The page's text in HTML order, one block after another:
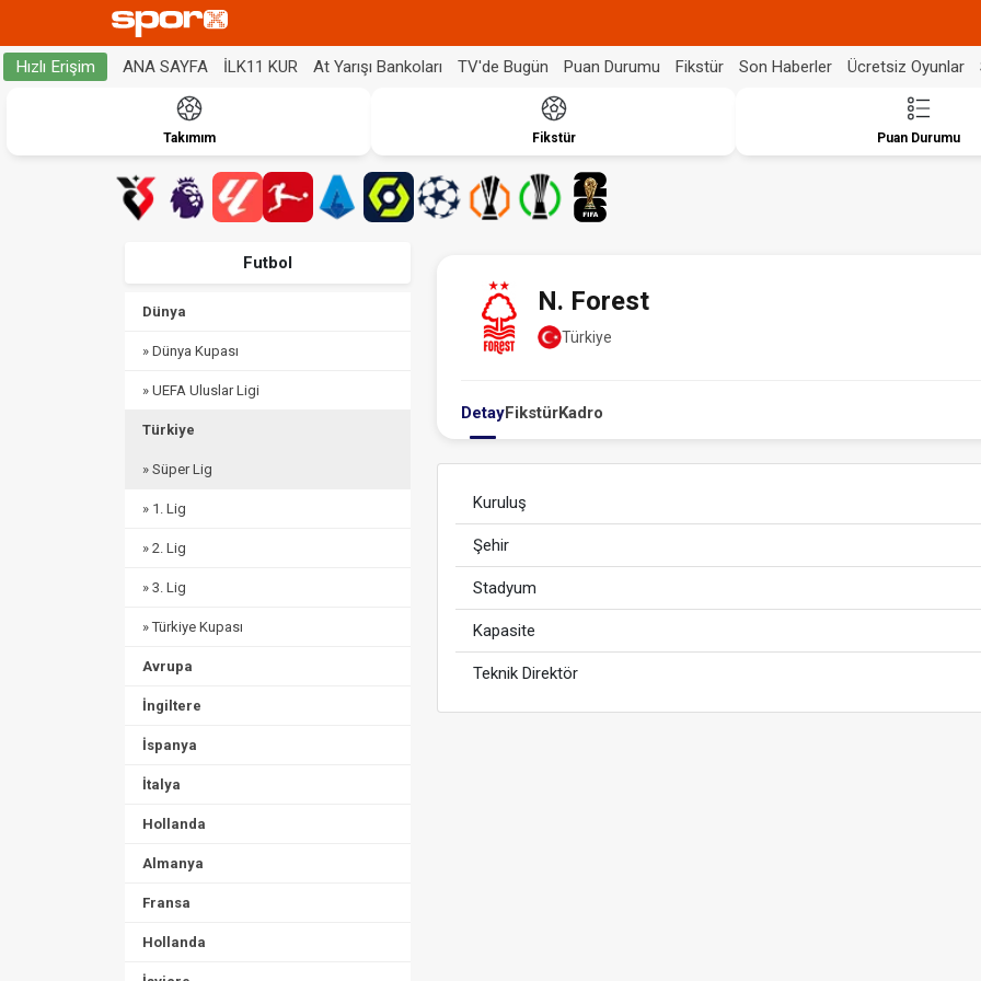
Hızlı Erişim ANA SAYFA İLK11 KUR At Yarışı Bankoları TV'de Bugün Puan Durumu Fikstür Son Haberler Ücretsiz Oyunlar
Takımım Fikstür Puan Durumu
Futbol
Dünya
» Dünya Kupası
» UEFA Uluslar Ligi
Türkiye
» Süper Lig
» 1. Lig
» 2. Lig
» 3. Lig
» Türkiye Kupası
Avrupa
İngiltere
İspanya
İtalya
Hollanda
Almanya
Fransa
Hollanda
N. Forest
Türkiye
DetayFikstürKadro
Kuruluş
Şehir
Stadyum
Kapasite
Teknik Direktör